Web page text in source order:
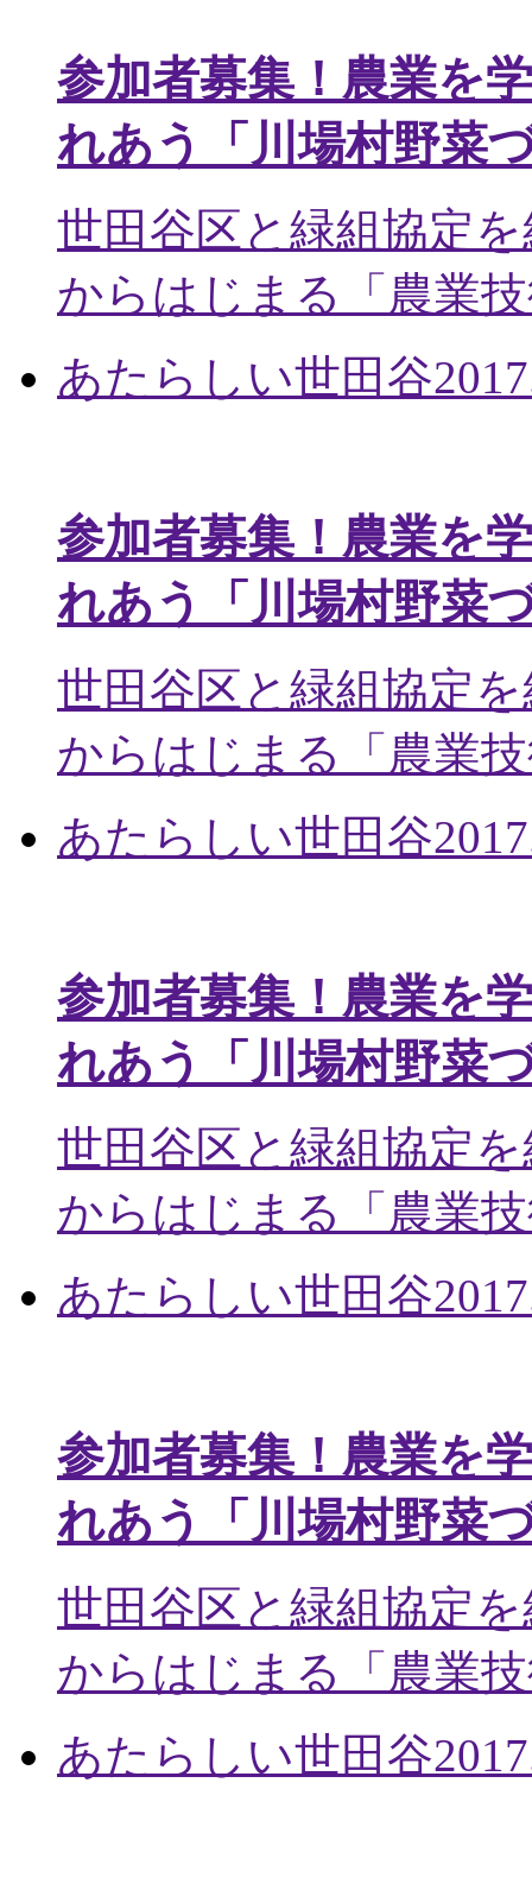
参加者募集！農業を
れあう「川場村野菜
世田谷区と緑組協定
からはじまる「農業
あたらしい世田谷
参加者募集！農業を
れあう「川場村野菜
世田谷区と緑組協定
からはじまる「農業
あたらしい世田谷
参加者募集！農業を
れあう「川場村野菜
世田谷区と緑組協定
からはじまる「農業
あたらしい世田谷
参加者募集！農業を
れあう「川場村野菜
世田谷区と緑組協定
からはじまる「農業
あたらしい世田谷